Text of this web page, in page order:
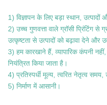
1) विज्ञापन के लिए बड़ा स्थान, उत्पादों
2) उच्च गुणवत्ता वाले ग्रॉसी प्रिंटिंग से
उत्कृष्टता से उत्पादों को बढ़ावा देने और
3) हम कारखाने हैं, व्यापारिक कंपनी
नियंत्रित किया जाता है।
4) प्रतिस्पर्धी मूल्य, त्वरित नेतृत्व समय,
5) निर्माण में आसानी।